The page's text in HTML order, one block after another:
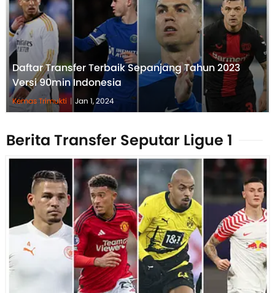
Daftar Transfer Terbaik Sepanjang Tahun 2023
Versi 90min Indonesia
Kemas Trimukti | Jan 1, 2024
Berita Transfer Seputar Ligue 1